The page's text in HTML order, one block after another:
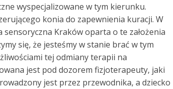
wyspecjalizowane w tym kierunku.
konia do zapewnienia kuracji. W
Kraków oparta o te założenia
się, że jesteśmy w stanie brać w tym
tej odmiany terapii na
jest pod dozorem fizjoterapeuty, jaki
jest przez przewodnika, a dziecko